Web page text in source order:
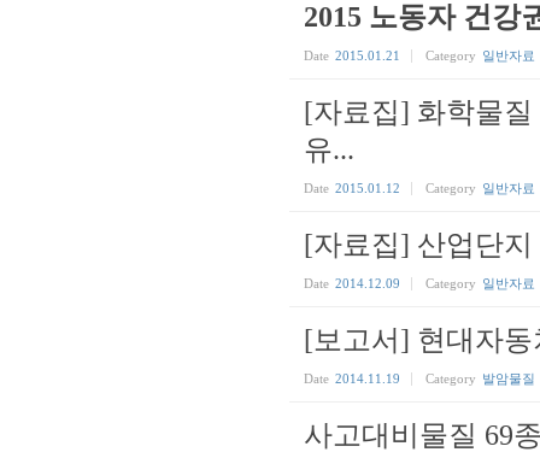
2015 노동자 건강
Date 2015.01.21 Category 일반자료
[자료집] 화학물
유...
Date 2015.01.12 Category 일반자료
[자료집] 산업단
Date 2014.12.09 Category 일반자료
[보고서] 현대자
Date 2014.11.19 Category 발암물질
사고대비물질 69